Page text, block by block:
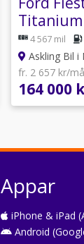
Titanium
4 567 mil
Askling Bil i
fr. 2 657 kr/
164 000
Appar
iPhone & iPad
Android